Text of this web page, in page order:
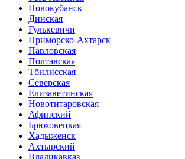
Новокубанск
Динская
Гулькевичи
Приморско-Ахтарск
Павловская
Полтавская
Тбилисская
Северская
Елизаветинская
Новотитаровская
Афипский
Брюховецкая
Хадыженск
Ахтырский
Владикавказ